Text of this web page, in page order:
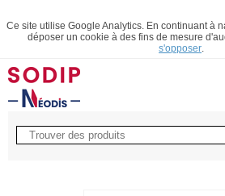
Ce site utilise Google Analytics. En continuant à
déposer un cookie à des fins de mesure
s'opposer.